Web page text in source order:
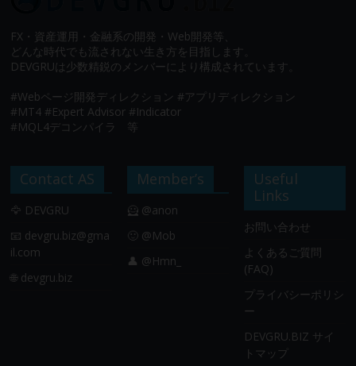
FX・資産運用・金融系の開発・Web開発等、
どんな時代でも流されない生き方を目指します。
DEVGRUは少数精鋭のメンバーにより構成されています。
#Webページ開発ディレクション #アプリディレクション
#MT4 #Expert Advisor #Indicator
#MQL4デコンパイラ 等
Contact AS
🦅 DEVGRU
📧 devgru.biz@gma
il.com
🌐 devgru.biz
Member’s
🦸 @anon
🙂 @Mob
👤 @Hmn_
Useful
Links
お問い合わせ
よくあるご質問
(FAQ)
プライバシーポリシ
ー
DEVGRU.BIZ サイ
トマップ